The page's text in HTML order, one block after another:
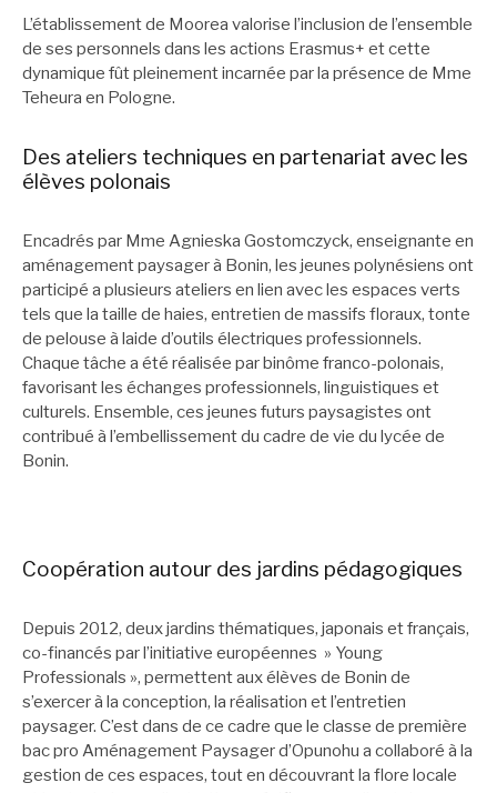
L’établissement de Moorea valorise l’inclusion de l’ensemble
de ses personnels dans les actions Erasmus+ et cette
dynamique fût pleinement incarnée par la présence de Mme
Teheura en Pologne.
Des ateliers techniques en partenariat avec les
élèves polonais
Encadrés par Mme Agnieska Gostomczyck, enseignante en
aménagement paysager à Bonin, les jeunes polynésiens ont
participé a plusieurs ateliers en lien avec les espaces verts
tels que la taille de haies, entretien de massifs floraux, tonte
de pelouse à laide d’outils électriques professionnels.
Chaque tâche a été réalisée par binôme franco-polonais,
favorisant les échanges professionnels, linguistiques et
culturels. Ensemble, ces jeunes futurs paysagistes ont
contribué à l’embellissement du cadre de vie du lycée de
Bonin.
Coopération autour des jardins pédagogiques
Depuis 2012, deux jardins thématiques, japonais et français,
co-financés par l’initiative européennes » Young
Professionals », permettent aux élèves de Bonin de
s’exercer à la conception, la réalisation et l’entretien
paysager. C’est dans de ce cadre que le classe de première
bac pro Aménagement Paysager d’Opunohu a collaboré à la
gestion de ces espaces, tout en découvrant la flore locale